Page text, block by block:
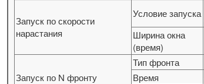
Запуск по скорости
нарастания
Условие запуска
Ширина окна
(время)
Запуск по N фронту
Тип фронта
Время